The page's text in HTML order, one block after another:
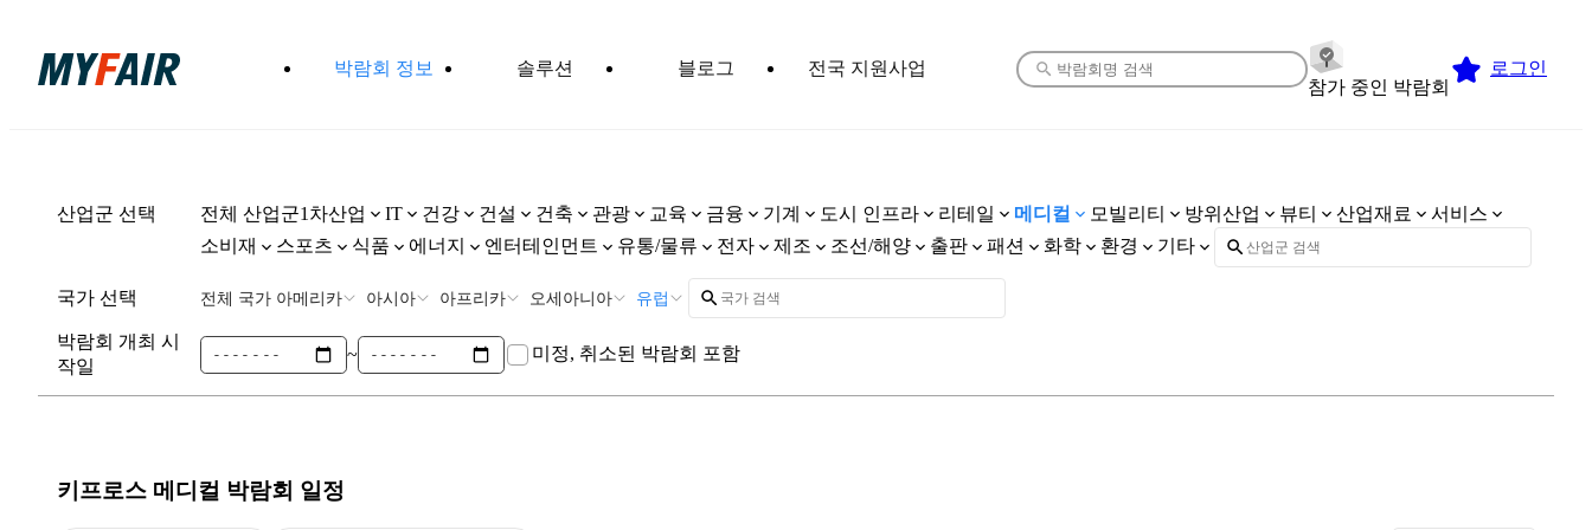
박람회 정보 솔루션 블로그
전국 지원사업
참가 중인 박람회
로그인
산업군 선택 전체 산업군1차산업 IT 건강 건설 건축 관광 교육 금융 기계 도시 인프라 리테일 메디컬 모빌리티 방위산업 뷰티 산업재료
서비스
소비재
스포츠 식품 에너지 엔터테인먼트 유통/물류 전자 제조 조선/해양 출판 패션 화학 환경 기타
국가 선택 전체 국가 아메리카 아시아 아프리카 오세아니아 유럽
박람회 개최 시
작일
~ 미정, 취소된 박람회 포함
키프로스 메디컬 박람회 일정